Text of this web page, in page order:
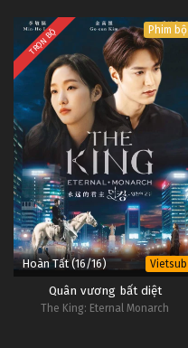
TRỌN BỘ Phim bộ
Hoàn Tất (16/16) Vietsub
Quân vương bất diệt
The King: Eternal Monarch